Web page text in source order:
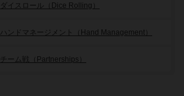
ダイスロール（Dice Rolling）
ハンドマネージメント（Hand Management）
チーム戦（Partnerships）